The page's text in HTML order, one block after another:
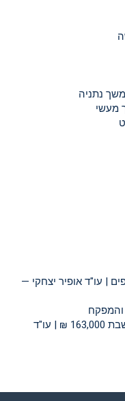
נתניה
מעשי
| עו"ד אופיר יצחקי —
והמפקח
ניצחון: ביטול עסקה בגין הטעיה — השבת 163,000 ₪ | עו"ד